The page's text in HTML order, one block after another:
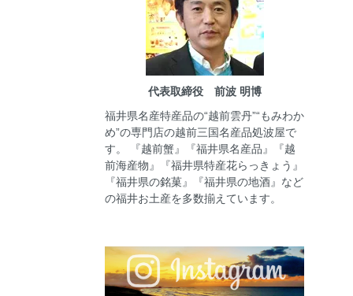
代表取締役 前波 明博
福井県名産特産品の“越前雲丹”“もみわか
め”の専門店の越前三国名産品処波屋で
す。 『越前蟹』『福井県名産品』『越
前海産物』『福井県特産花らっきょう』
『福井県の銘菓』『福井県の地酒』など
の福井お土産を多数揃えています。